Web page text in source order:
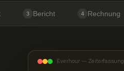
3 Bericht 4 Rechnung
Everhour — Zeiterfassung